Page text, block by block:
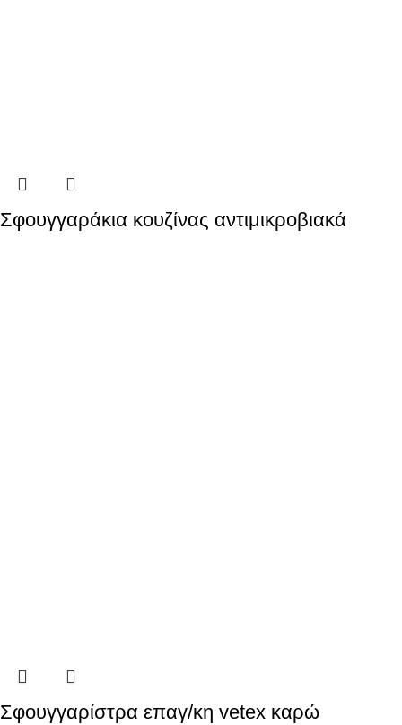
Σφουγγαράκια κουζίνας αντιμικροβιακά
Σφουγγαρίστρα επαγ/κη vetex καρώ